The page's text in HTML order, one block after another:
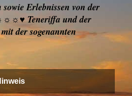
Erlebnissen von der
Teneriffa und der
der sogenannten